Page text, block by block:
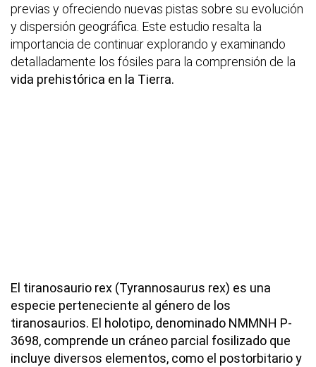
previas y ofreciendo nuevas pistas sobre su evolución
y dispersión geográfica. Este estudio resalta la
importancia de continuar explorando y examinando
detalladamente los fósiles para la comprensión de la
vida prehistórica en la Tierra.
El tiranosaurio rex (Tyrannosaurus rex) es una
especie perteneciente al género de los
tiranosaurios. El holotipo, denominado NMMNH P-
3698, comprende un cráneo parcial fosilizado que
incluye diversos elementos, como el postorbitario y